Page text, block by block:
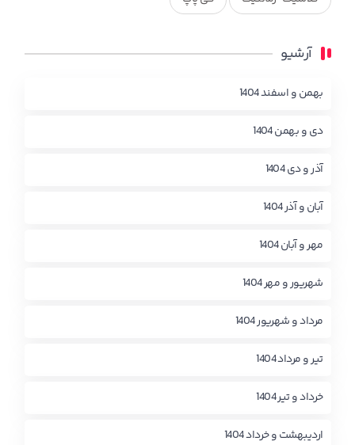
آرشیو
بهمن و اسفند 1404
دی و بهمن 1404
آذر و دی 1404
آبان و آذر 1404
مهر و آبان 1404
شهریور و مهر 1404
مرداد و شهریور 1404
تیر و مرداد 1404
خرداد و تیر 1404
اردیبهشت و خرداد 1404